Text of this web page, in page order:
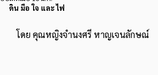
ดิน มือ ใจ และ ไฟ
โดย คุณหญิงจำนงศรี หาญเจนลักษณ์